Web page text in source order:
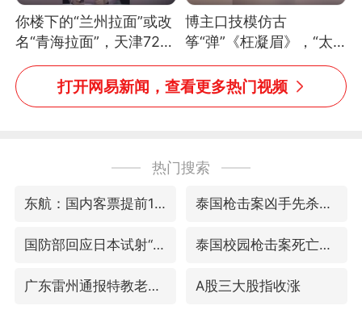
你楼下的“兰州拉面”或改
名“青海拉面”，天津72家
面馆已集体更换招牌
博主口技模仿古
筝“弹”《枉凝眉》，“太
像了～你是吃古筝长大的
吗？”“或将成为首位考级
不带古筝的选手。”（来
打开网易新闻，查看更多热门视频
热门搜索
东航：国内客票提前14天免费退改 泰国枪击案凶手先杀祖父母后行凶
国防部回应日本试射“战斧”导弹 泰国校园枪击案死亡人数升至7人
广东雷州通报特教老师招聘违规事件 A股三大股指收涨